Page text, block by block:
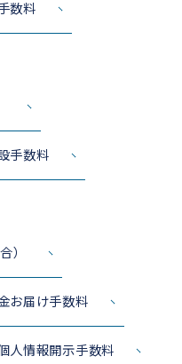
数料
手数料
）
お届け手数料
人情報開示手数料